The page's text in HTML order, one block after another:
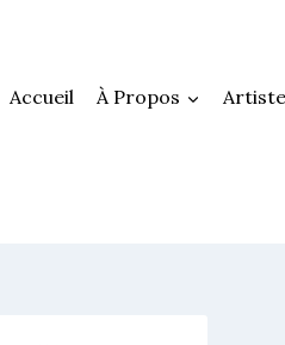
Accueil À Propos